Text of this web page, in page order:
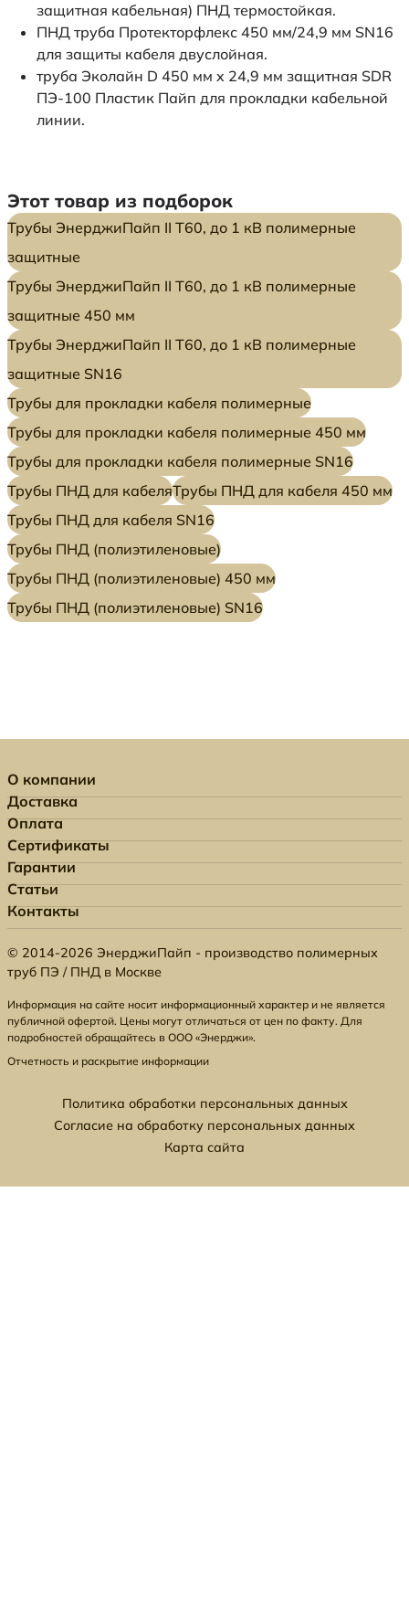
защитная кабельная) ПНД термостойкая.
ПНД труба Протекторфлекс 450 мм/24,9 мм SN16
для защиты кабеля двуслойная.
труба Эколайн D 450 мм x 24,9 мм защитная SDR
ПЭ-100 Пластик Пайп для прокладки кабельной
линии.
Этот товар из подборок
Трубы ЭнерджиПайп II Т60, до 1 кВ полимерные
защитные
Трубы ЭнерджиПайп II Т60, до 1 кВ полимерные
защитные 450 мм
Трубы ЭнерджиПайп II Т60, до 1 кВ полимерные
защитные SN16
Трубы для прокладки кабеля полимерные
Трубы для прокладки кабеля полимерные 450 мм
Трубы для прокладки кабеля полимерные SN16
Трубы ПНД для кабеляТрубы ПНД для кабеля 450 мм
Трубы ПНД для кабеля SN16
Трубы ПНД (полиэтиленовые)
Трубы ПНД (полиэтиленовые) 450 мм
Трубы ПНД (полиэтиленовые) SN16
О компании
Доставка
Оплата
Сертификаты
Гарантии
Статьи
Контакты
© 2014-2026 ЭнерджиПайп - производство полимерных
труб ПЭ / ПНД в Москве
Информация на сайте носит информационный характер и не является
публичной офертой. Цены могут отличаться от цен по факту. Для
подробностей обращайтесь в ООО «Энерджи».
Отчетность и раскрытие информации
Политика обработки персональных данных
Согласие на обработку персональных данных
Карта сайта